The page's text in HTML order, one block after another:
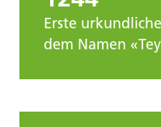
Erste
dem Namen